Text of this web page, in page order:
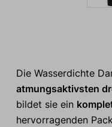
Die Wasserdichte
atmungsaktivsten
bildet sie ein
hervorragenden